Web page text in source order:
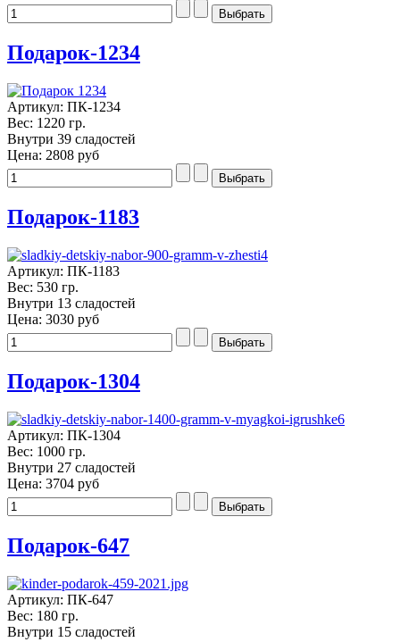
Подарок-1234
Артикул: ПК-1234
Вес: 1220 гр.
Внутри 39 сладостей
Цена: 2808 руб
Подарок-1183
Артикул: ПК-1183
Вес: 530 гр.
Внутри 13 сладостей
Цена: 3030 руб
Подарок-1304
Артикул: ПК-1304
Вес: 1000 гр.
Внутри 27 сладостей
Цена: 3704 руб
Подарок-647
Артикул: ПК-647
Вес: 180 гр.
Внутри 15 сладостей